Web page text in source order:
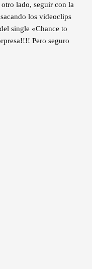
lado, seguir con la
los videoclips
single «Chance to
Pero seguro